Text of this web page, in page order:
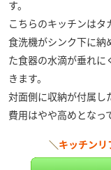
す。
こちらのキッチンは
食洗機がシンク下に納
た食器の水滴が垂れに
きます。
対面側に収納が付属し
費用はやや高めとなっ
＼ キッチンリ